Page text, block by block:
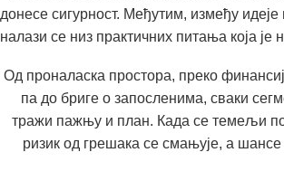
донесе сигурност. Међутим, између
налази се низ практичних питања која је
Од проналаска простора, преко
па до бриге о запосленима, сваки
тражи пажњу и план. Када се темељи
ризик од грешака се смањује, а шансе